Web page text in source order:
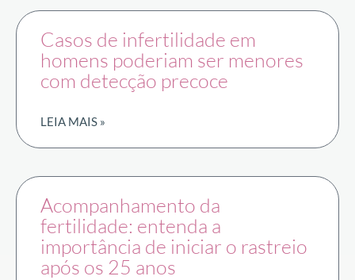
Casos de infertilidade em
homens poderiam ser menores
com detecção precoce
LEIA MAIS »
Acompanhamento da
fertilidade: entenda a
importância de iniciar o rastreio
após os 25 anos